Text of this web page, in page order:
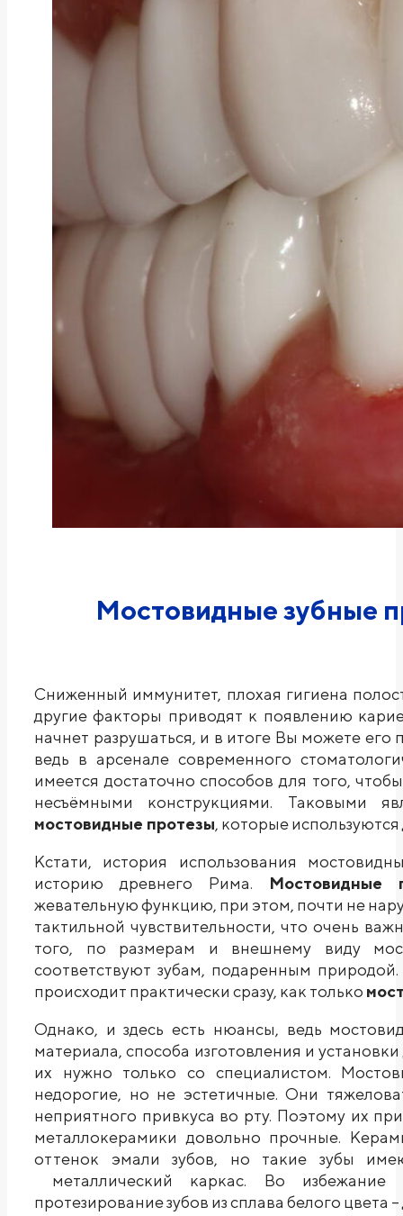
Мостовидные зубные
Сниженный иммунитет, плохая гигиена
другие факторы приводят к появлению
начнет разрушаться, и в итоге Вы можете его
ведь в арсенале современного
имеется достаточно способов для того,
несъёмными конструкциями. Таковыми
мостовидные протезы, которые
Кстати, история использования
историю древнего Рима.
Мостовидные
жевательную функцию, при этом, почти не
тактильной чувствительности, что очень
того, по размерам и внешнему виду
соответствуют зубам, подаренным
происходит практически сразу, как только
Однако, и здесь есть нюансы, ведь
материала, способа изготовления и
их нужно только со специалистом.
недорогие, но не эстетичные. Они
неприятного привкуса во рту. Поэтому их
металлокерамики довольно прочные.
оттенок эмали зубов, но такие зубы
металлический каркас. Во
протезирование зубов из сплава белого цвета